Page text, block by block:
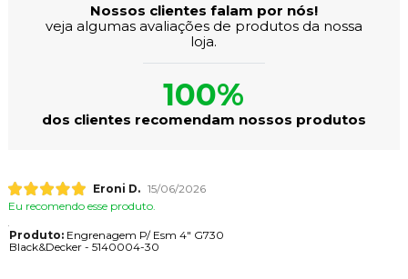
Nossos clientes falam por nós!
veja algumas avaliações de produtos da nossa
loja.
100%
dos clientes recomendam nossos produtos
Eroni D. 15/06/2026
Eu recomendo esse produto.
Produto:Engrenagem P/ Esm 4" G730
Black&Decker - 5140004-30